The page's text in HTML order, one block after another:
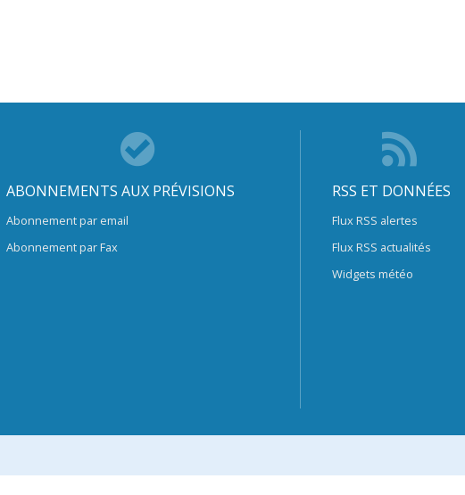
ABONNEMENTS AUX PRÉVISIONS
Abonnement par email
Abonnement par Fax
RSS ET DONNÉES
Flux RSS alertes
Flux RSS actualités
Widgets météo